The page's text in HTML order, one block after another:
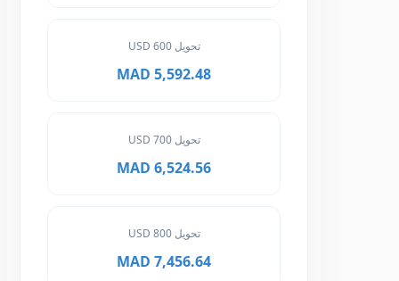
تحويل 600 USD
5,592.48 MAD
تحويل 700 USD
6,524.56 MAD
تحويل 800 USD
7,456.64 MAD